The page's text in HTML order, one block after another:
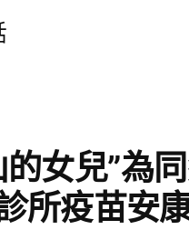
的女兒”為
所疫苗安